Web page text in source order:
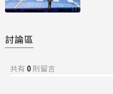
討論區
共有 0則留言